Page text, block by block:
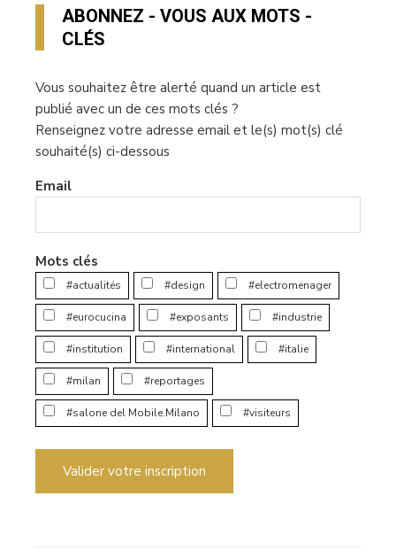
ABONNEZ - VOUS AUX MOTS -
CLÉS
Vous souhaitez être alerté quand un article est
publié avec un de ces mots clés ?
Renseignez votre adresse email et le(s) mot(s) clé
souhaité(s) ci-dessous
Email
Mots clés
#actualités #design #electromenager
#eurocucina #exposants #industrie
#institution #international #italie
#milan #reportages
#salone del Mobile.Milano #visiteurs
Valider votre inscription